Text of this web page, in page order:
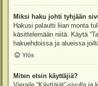
Miksi haku johti tyhjään
Hakusi palautti liian monta
käsittelemään niitä. Käytä
hakuehdoissa ja alueissa
Ylös
Miten etsin käyttäjiä?